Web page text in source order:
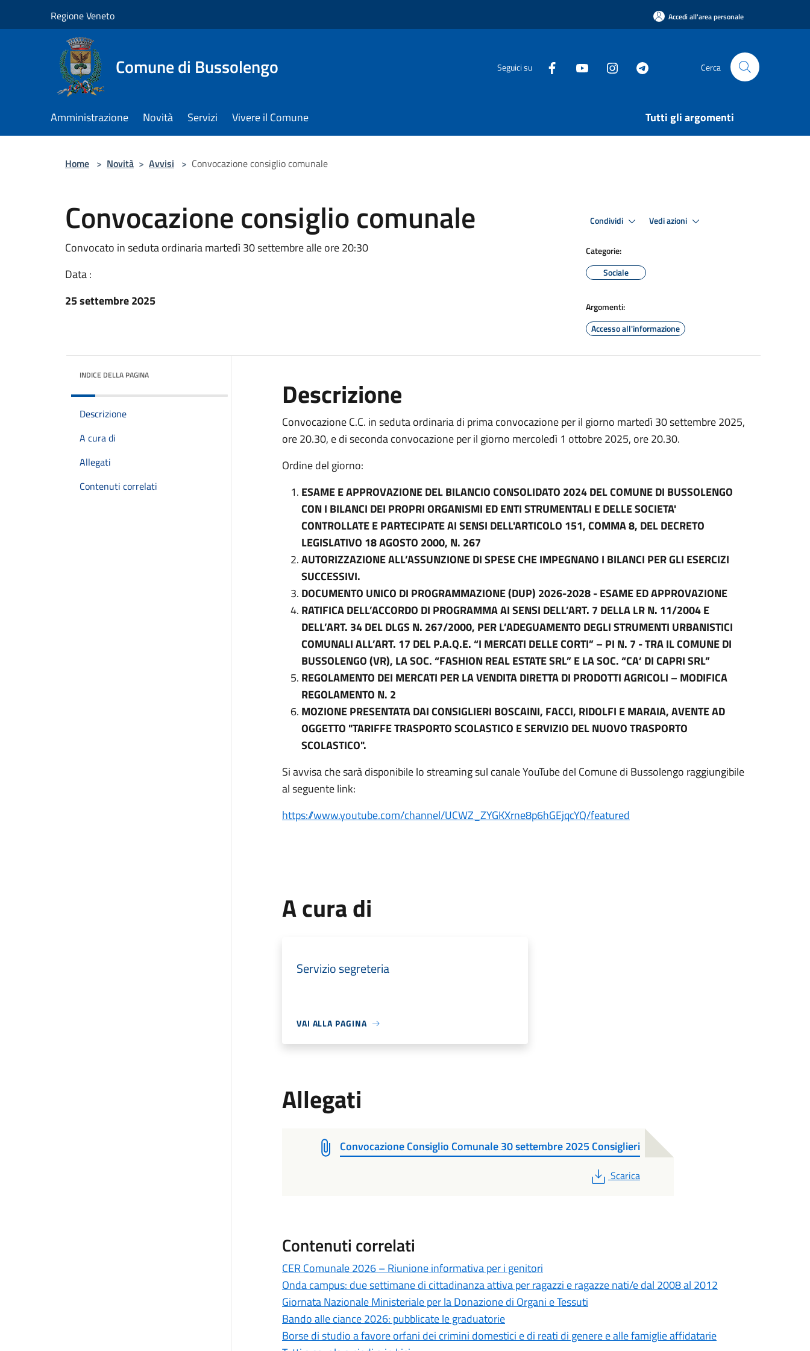
Regione Veneto Accedi all'area personale
Comune di Bussolengo Seguici su Cerca
Amministrazione Novità Servizi Vivere il Comune Tutti gli argomenti
Home > Novità > Avvisi > Convocazione consiglio comunale
Convocazione consiglio comunale
Convocato in seduta ordinaria martedì 30 settembre alle ore 20:30
Data :
25 settembre 2025
Condividi Vedi azioni
Categorie:
Sociale
Argomenti:
Accesso all'informazione
INDICE DELLA PAGINA
Descrizione
A cura di
Allegati
Contenuti correlati
Descrizione
Convocazione C.C. in seduta ordinaria di prima convocazione per il giorno martedì 30 settembre 2025,
ore 20.30, e di seconda convocazione per il giorno mercoledì 1 ottobre 2025, ore 20.30.
Ordine del giorno:
ESAME E APPROVAZIONE DEL BILANCIO CONSOLIDATO 2024 DEL COMUNE DI BUSSOLENGO
CON I BILANCI DEI PROPRI ORGANISMI ED ENTI STRUMENTALI E DELLE SOCIETA'
CONTROLLATE E PARTECIPATE AI SENSI DELL'ARTICOLO 151, COMMA 8, DEL DECRETO
LEGISLATIVO 18 AGOSTO 2000, N. 267
AUTORIZZAZIONE ALL’ASSUNZIONE DI SPESE CHE IMPEGNANO I BILANCI PER GLI ESERCIZI
SUCCESSIVI.
DOCUMENTO UNICO DI PROGRAMMAZIONE (DUP) 2026-2028 - ESAME ED APPROVAZIONE
RATIFICA DELL’ACCORDO DI PROGRAMMA AI SENSI DELL’ART. 7 DELLA LR N. 11/2004 E
DELL’ART. 34 DEL DLGS N. 267/2000, PER L’ADEGUAMENTO DEGLI STRUMENTI URBANISTICI
COMUNALI ALL’ART. 17 DEL P.A.Q.E. “I MERCATI DELLE CORTI” – PI N. 7 - TRA IL COMUNE DI
BUSSOLENGO (VR), LA SOC. “FASHION REAL ESTATE SRL” E LA SOC. “CA’ DI CAPRI SRL”
REGOLAMENTO DEI MERCATI PER LA VENDITA DIRETTA DI PRODOTTI AGRICOLI – MODIFICA
REGOLAMENTO N. 2
MOZIONE PRESENTATA DAI CONSIGLIERI BOSCAINI, FACCI, RIDOLFI E MARAIA, AVENTE AD
OGGETTO "TARIFFE TRASPORTO SCOLASTICO E SERVIZIO DEL NUOVO TRASPORTO
SCOLASTICO".
Si avvisa che sarà disponibile lo streaming sul canale YouTube del Comune di Bussolengo raggiungibile
al seguente link:
https://www.youtube.com/channel/UCWZ_ ZYGKXrne8p6hGEjqcYQ/featured
A cura di
Servizio segreteria
VAI ALLA PAGINA
Allegati
Convocazione Consiglio Comunale 30 settembre 2025 Consiglieri
PDF
Scarica
Contenuti correlati
CER Comunale 2026 – Riunione informativa per i genitori
Onda campus: due settimane di cittadinanza attiva per ragazzi e ragazze nati/e dal 2008 al 2012
Giornata Nazionale Ministeriale per la Donazione di Organi e Tessuti
Bando alle ciance 2026: pubblicate le graduatorie
Borse di studio a favore orfani dei crimini domestici e di reati di genere e alle famiglie affidatarie